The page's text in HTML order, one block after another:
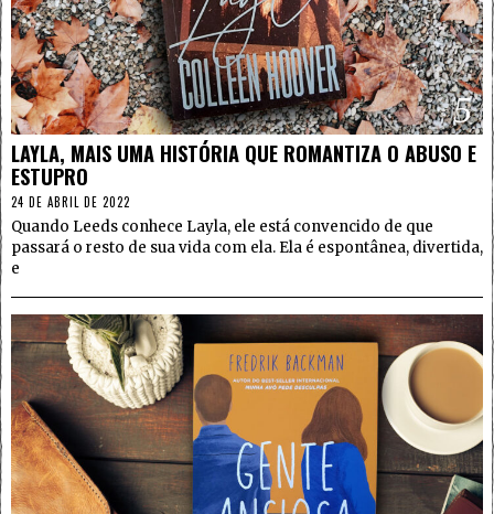
5
LAYLA, MAIS UMA HISTÓRIA QUE ROMANTIZA O ABUSO E
ESTUPRO
24 DE ABRIL DE 2022
Quando Leeds conhece Layla, ele está convencido de que
passará o resto de sua vida com ela. Ela é espontânea, divertida,
e